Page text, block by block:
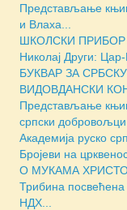
Представљање
и Влаха...
ШКОЛСКИ
Николај Други:
БУКВАР ЗА
ВИДОВДАНСКИ
Представљање
српски добровољци
Академија руско
Бројеви на
О МУКАМА
Трибина посвећена
НДХ...